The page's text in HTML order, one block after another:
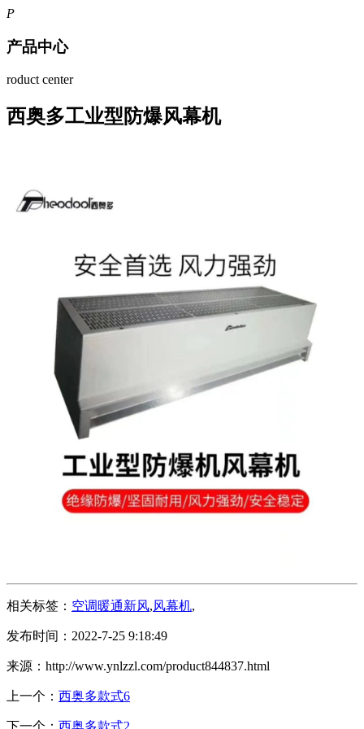
P
产品中心
roduct center
西奥多工业型防爆风幕机
相关标签： 空调暖通新风,风幕机,
发布时间：2022-7-25 9:18:49
来源：http://www.ynlzzl.com/product844837.html
上一个： 西奥多款式6